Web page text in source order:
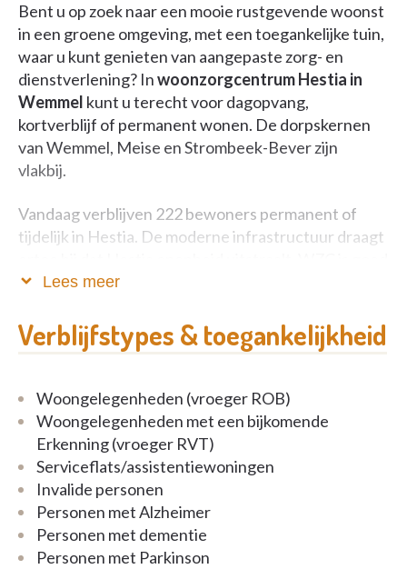
Bent u op zoek naar een mooie rustgevende woonst
in een groene omgeving, met een toegankelijke tuin,
waar u kunt genieten van aangepaste zorg- en
dienstverlening? Inwoonzorgcentrum Hestia in
Wemmel kunt u terecht voor dagopvang,
kortverblijf of permanent wonen. De dorpskernen
van Wemmel, Meise en Strombeek-Bever zijn
vlakbij.
Vandaag verblijven 222 bewoners permanent of
tijdelijk in Hestia. De moderne infrastructuur draagt
bereikbaar en heeft ruime parkeermogelijkheid.
infrastructuur maakt van Hestia een aangename,
comfortabele plaats waar u uzelf kan zijn.
Neem gerust contact op voor meer informatie.
Lees meer
Verblijfstypes & toegankelijkheid
Woongelegenheden (vroeger ROB)
Woongelegenheden met een bijkomende
Erkenning (vroeger RVT)
Serviceflats/assistentiewoningen
Invalide personen
Personen met Alzheimer
Personen met dementie
Personen met Parkinson